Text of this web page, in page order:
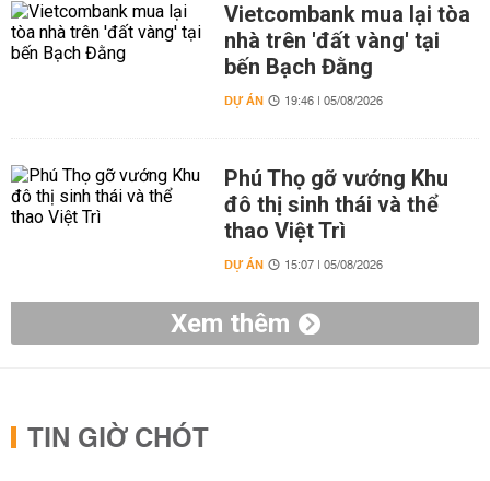
Vietcombank mua lại tòa
nhà trên 'đất vàng' tại
bến Bạch Đằng
DỰ ÁN 19:46 | 05/08/2026
Phú Thọ gỡ vướng Khu
đô thị sinh thái và thể
thao Việt Trì
DỰ ÁN 15:07 | 05/08/2026
Xem thêm
TIN GIỜ CHÓT